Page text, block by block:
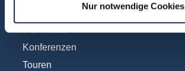
Nur notwendige Cookies
Konferenzen
Touren